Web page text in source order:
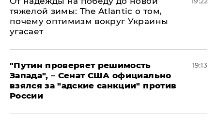
тяжелой зимы: The Atlantic о том,
почему оптимизм вокруг Украины
угасает
"Путин проверяет решимость
Запада", – Сенат США официально
взялся за "адские санкции" против
России
19:13